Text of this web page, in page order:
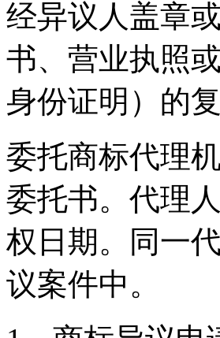
经异议人盖章
书、营业执照
身份证明）的复
委托商标代理
委托书。代理
权日期。同一
议案件中。